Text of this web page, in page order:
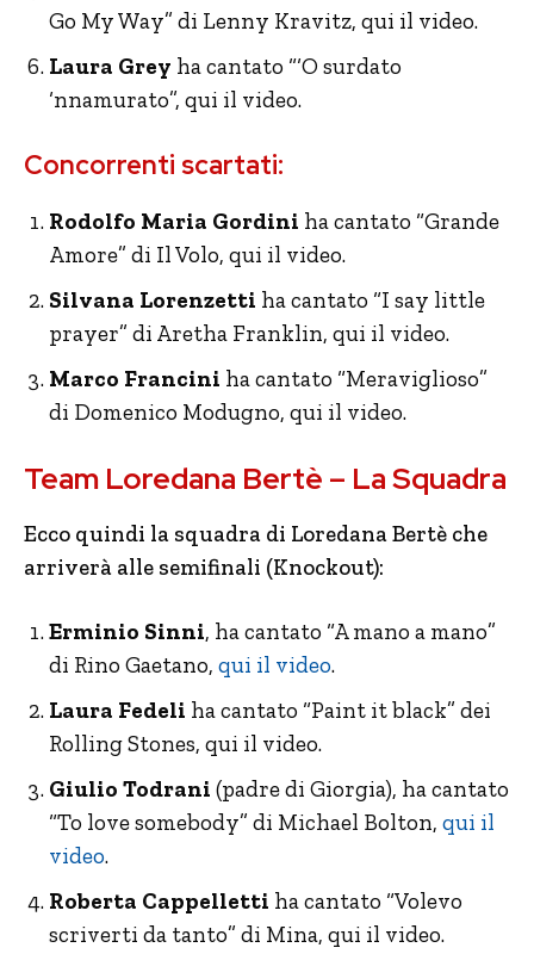
Go My Way” di Lenny Kravitz, qui il video.
Laura Grey ha cantato “‘O surdato
‘nnamurato”, qui il video.
Concorrenti scartati:
Rodolfo Maria Gordini ha cantato “Grande
Amore” di Il Volo, qui il video.
Silvana Lorenzetti ha cantato “I say little
prayer” di Aretha Franklin, qui il video.
Marco Francini ha cantato “Meraviglioso”
di Domenico Modugno, qui il video.
Team Loredana Bertè – La Squadra
Ecco quindi la squadra di Loredana Bertè che
arriverà alle semifinali (Knockout):
Erminio Sinni, ha cantato “A mano a mano”
di Rino Gaetano, qui il video.
Laura Fedeli ha cantato “Paint it black” dei
Rolling Stones, qui il video.
Giulio Todrani (padre di Giorgia), ha cantato
“To love somebody” di Michael Bolton, qui il
video.
Roberta Cappelletti ha cantato “Volevo
scriverti da tanto” di Mina, qui il video.